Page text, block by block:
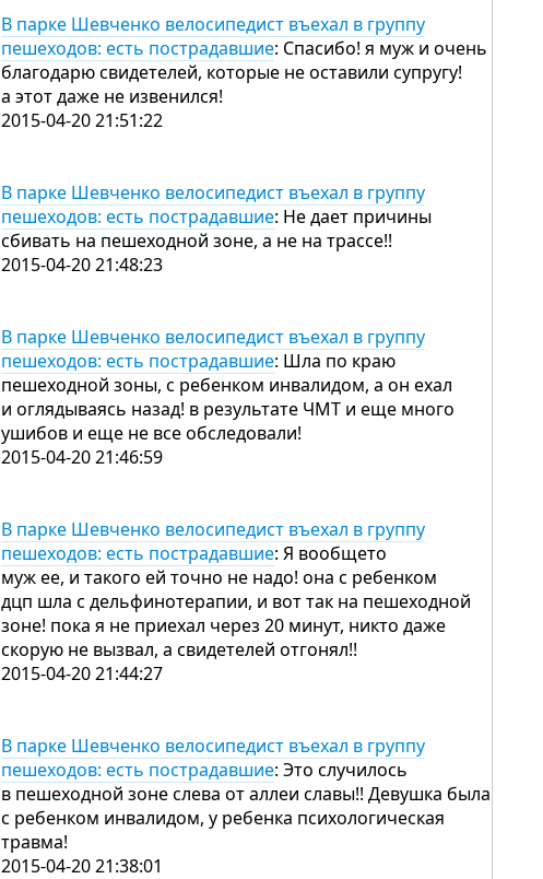
В парке Шевченко велосипедист въехал в группу
пешеходов: есть пострадавшие: Спасибо! я муж и очень
благодарю свидетелей, которые не оставили супругу!
а этот даже не извенился!
2015-04-20 21:51:22
В парке Шевченко велосипедист въехал в группу
пешеходов: есть пострадавшие: Не дает причины
сбивать на пешеходной зоне, а не на трассе!!
2015-04-20 21:48:23
В парке Шевченко велосипедист въехал в группу
пешеходов: есть пострадавшие: Шла по краю
пешеходной зоны, с ребенком инвалидом, а он ехал
и оглядываясь назад! в результате ЧМТ и еще много
ушибов и еще не все обследовали!
2015-04-20 21:46:59
В парке Шевченко велосипедист въехал в группу
пешеходов: есть пострадавшие: Я вообщето
муж ее, и такого ей точно не надо! она с ребенком
дцп шла с дельфинотерапии, и вот так на пешеходной
зоне! пока я не приехал через 20 минут, никто даже
скорую не вызвал, а свидетелей отгонял!!
2015-04-20 21:44:27
В парке Шевченко велосипедист въехал в группу
пешеходов: есть пострадавшие: Это случилось
в пешеходной зоне слева от аллеи славы!! Девушка была
с ребенком инвалидом, у ребенка психологическая
травма!
2015-04-20 21:38:01